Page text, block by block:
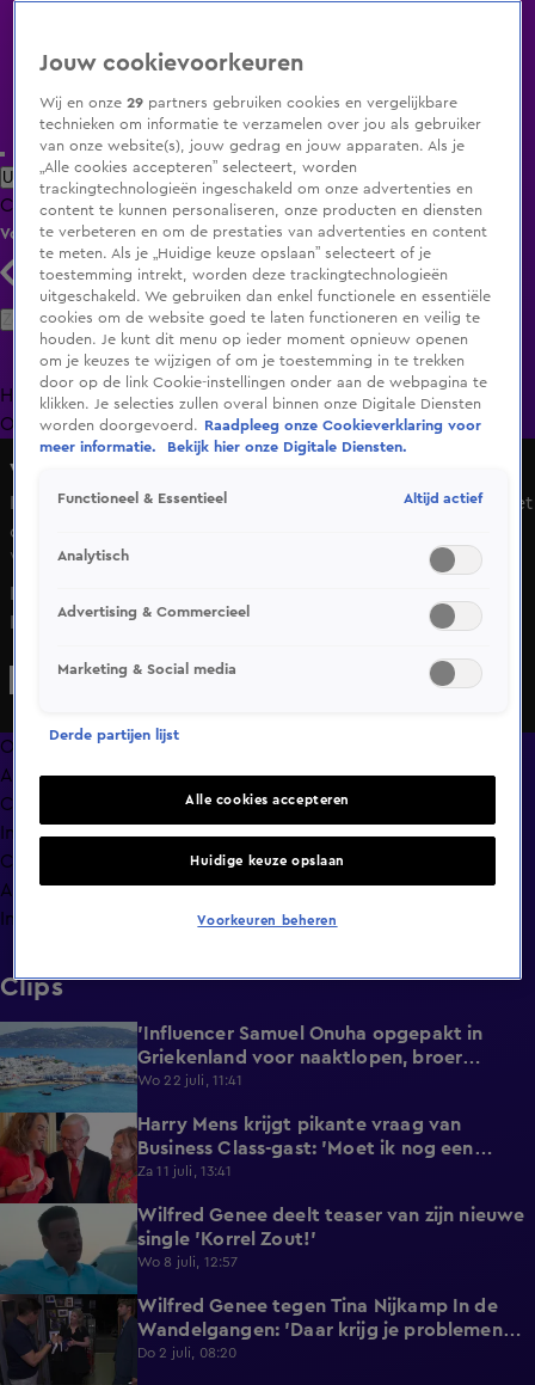
Uitzending Gemist Populaire programma's Zenders Genres
ClipsFilmsRadioSmart TV inlogShop
Volg KIJK
Zoeken
HomeUitzending Gemist Programma's De Bondgenoten
OranjezomerLivestreamsShop
Vandaag Inside
In de Wandelgangen: Hoe vindt Thomas van Groningen het
om Vandaag Inside te presenteren?
Wo 13 mei, 23:34
Inside, blikken Thomas van Groningen, Jeanneau van
van Vandaag Inside.
Overzicht
Afleveringen
Clips
In de wandelgangen
Compilaties
Anderen keken ook
Info
Clips
1:00
'Influencer Samuel Onuha opgepakt in
Griekenland voor naaktlopen, broer
reageert met statement'
Wo 22 juli, 11:41
0:17
Harry Mens krijgt pikante vraag van
Business Class-gast: 'Moet ik nog een
knoopje losdoen?'
Za 11 juli, 13:41
0:37
Wilfred Genee deelt teaser van zijn nieuwe
single 'Korrel Zout!'
Wo 8 juli, 12:57
6:55
Wilfred Genee tegen Tina Nijkamp In de
Wandelgangen: 'Daar krijg je problemen
mee!'
Do 2 juli, 08:20
Jouw cookievoorkeuren
Wij en onze29 partners gebruiken cookies en vergelijkbare
technieken om informatie te verzamelen over jou als gebruiker
van onze website(s), jouw gedrag en jouw apparaten. Als je
„Alle cookies accepteren” selecteert, worden
trackingtechnologieën ingeschakeld om onze advertenties en
content te kunnen personaliseren, onze producten en diensten
te verbeteren en om de prestaties van advertenties en content
te meten. Als je „Huidige keuze opslaan” selecteert of je
toestemming intrekt, worden deze trackingtechnologieën
uitgeschakeld. We gebruiken dan enkel functionele en essentiële
cookies om de website goed te laten functioneren en veilig te
houden. Je kunt dit menu op ieder moment opnieuw openen
om je keuzes te wijzigen of om je toestemming in te trekken
door op de link Cookie-instellingen onder aan de webpagina te
klikken. Je selecties zullen overal binnen onze Digitale Diensten
worden doorgevoerd.
Raadpleeg onze Cookieverklaring voor
meer informatie.
Bekijk hier onze Digitale Diensten.
Functioneel & Essentieel Altijd actief
Analytisch
Advertising & Commercieel
Marketing & Social media
Derde partijen lijst
Alle cookies accepteren
Huidige keuze opslaan
Voorkeuren beheren